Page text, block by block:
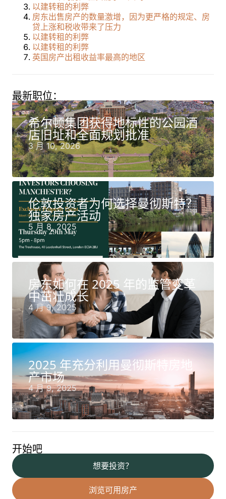
以建转租的利弊
房东出售房产的数量激增，因为更严格的规定、房
贷上涨和税收带来了压力
以建转租的利弊
以建转租的利弊
英国房产出租收益率最高的地区
最新职位：
希尔顿集团获得地标性的公园酒
店旧址和全面规划批准
3 月 10, 2026
伦敦投资者为何选择曼彻斯特？
独家房产活动
5 月 8, 2025
房东如何在 2025 年的监管变革
中茁壮成长
4 月 9, 2025
2025 年充分利用曼彻斯特房地
产市场
4 月 9, 2025
开始吧
想要投资？
浏览可用房产